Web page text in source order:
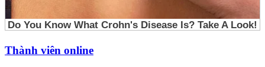
Thành viên online